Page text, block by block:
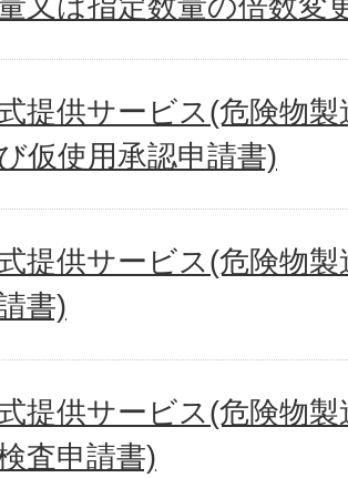
提供サービス(危険物
仮使用承認申請書)
提供サービス(危険物
書)
提供サービス(危険物
査申請書)